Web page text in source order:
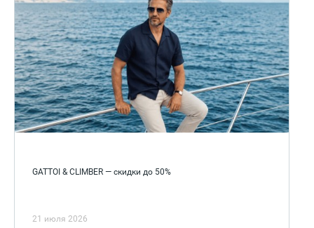
GATTOI & CLIMBER — скидки до 50%
21 июля 2026